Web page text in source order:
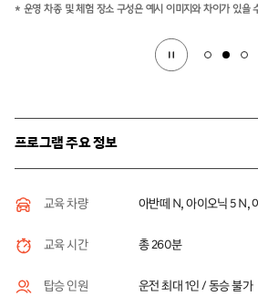
프로그램 주요 정보
교육 차량 아반떼 N, 아이오닉 5 N,
교육 시간 총 260분
탑승 인원 운전 최대 1인 / 동승 불가
* 운영 차종 및 체험 장소 구성은 예시 이미지와 차이가 있을